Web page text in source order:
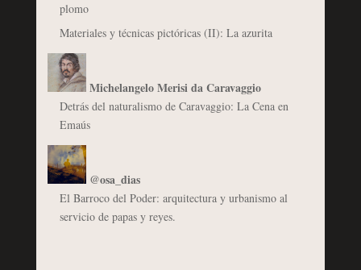
plomo
Materiales y técnicas pictóricas (II): La azurita
Michelangelo Merisi da Caravaggio
Detrás del naturalismo de Caravaggio: La Cena en
Emaús
@osa_dias
El Barroco del Poder: arquitectura y urbanismo al
servicio de papas y reyes.